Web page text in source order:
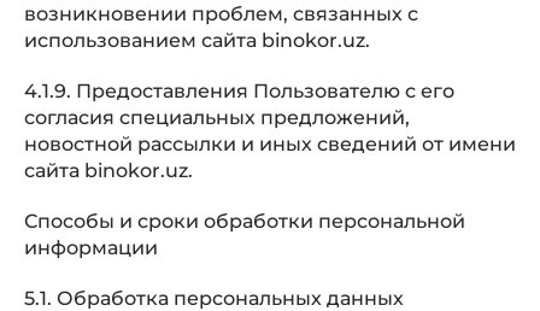
возникновении проблем, связанных с
использованием сайта binokor.uz.
4.1.9. Предоставления Пользователю с его
согласия специальных предложений,
новостной рассылки и иных сведений от имени
сайта binokor.uz.
Способы и сроки обработки персональной
информации
5.1. Обработка персональных данных